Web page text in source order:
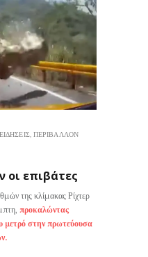
, ΠΕΡΙΒΑΛΛΟΝ
επιβάτες
της κλίμακας Ρίχτερ
προκαλώντας
μετρό στην πρωτεύουσα